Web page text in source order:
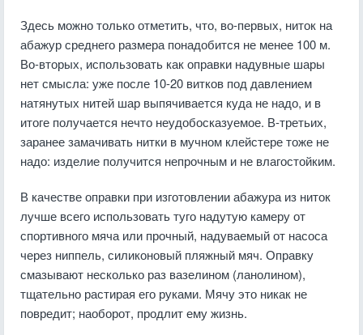
Здесь можно только отметить, что, во-первых, ниток на
абажур среднего размера понадобится не менее 100 м.
Во-вторых, использовать как оправки надувные шары
нет смысла: уже после 10-20 витков под давлением
натянутых нитей шар выпячивается куда не надо, и в
итоге получается нечто неудобосказуемое. В-третьих,
заранее замачивать нитки в мучном клейстере тоже не
надо: изделие получится непрочным и не влагостойким.
В качестве оправки при изготовлении абажура из ниток
лучше всего использовать туго надутую камеру от
спортивного мяча или прочный, надуваемый от насоса
через ниппель, силиконовый пляжный мяч. Оправку
смазывают несколько раз вазелином (ланолином),
тщательно растирая его руками. Мячу это никак не
повредит; наоборот, продлит ему жизнь.